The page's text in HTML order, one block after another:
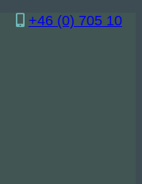
+46 (0) 705 10